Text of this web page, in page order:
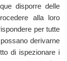
disporre delle
alla loro
per tutte
derivarne
di ispezionare i